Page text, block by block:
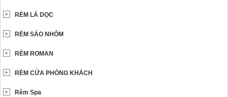
RÈM LÁ DỌC
RÈM SÁO NHÔM
RÈM ROMAN
RÈM CỬA PHÒNG KHÁCH
Rèm Spa